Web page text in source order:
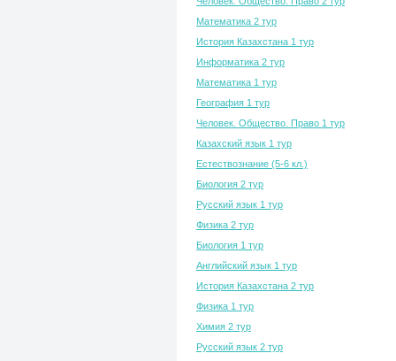
Математика 2 тур
История Казахстана 1 тур
Информатика 2 тур
Математика 1 тур
География 1 тур
Человек. Общество. Право 1 тур
Казахский язык 1 тур
Естествознание (5-6 кл.)
Биология 2 тур
Русский язык 1 тур
Физика 2 тур
Биология 1 тур
Английский язык 1 тур
История Казахстана 2 тур
Физика 1 тур
Химия 2 тур
Русский язык 2 тур